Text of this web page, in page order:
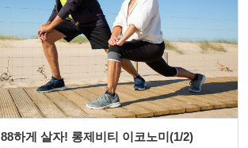
하게 살자! 롱제비티 이코노미(1/2)